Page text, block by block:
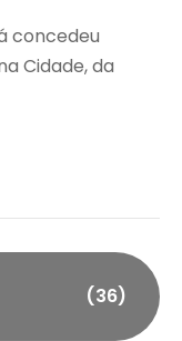
concedeu
Cidade, da
(36)